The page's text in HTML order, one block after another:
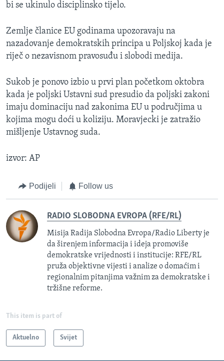
bi se ukinulo disciplinsko tijelo.
Zemlje članice EU godinama upozoravaju na
nazadovanje demokratskih principa u Poljskoj kada je
riječ o nezavisnom pravosuđu i slobodi medija.
Sukob je ponovo izbio u prvi plan početkom oktobra
kada je poljski Ustavni sud presudio da poljski zakoni
imaju dominaciju nad zakonima EU u područjima u
kojima mogu doći u koliziju. Moravjecki je zatražio
mišljenje Ustavnog suda.
izvor: AP
Podijeli Follow us
RADIO SLOBODNA EVROPA (RFE/RL)
Misija Radija Slobodna Evropa/Radio Liberty je
da širenjem informacija i ideja promoviše
demokratske vrijednosti i institucije: RFE/RL
pruža objektivne vijesti i analize o domaćim i
regionalnim pitanjima važnim za demokratske i
tržišne reforme.
This item is part of
Aktuelno Svijet